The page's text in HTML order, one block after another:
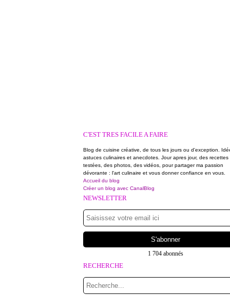
C'EST TRES FACILE A FAIRE
Blog de cuisine créative, de tous les jours ou d'exception.
astuces culinaires et anecdotes. Jour apres jour, des recettes
testées, des photos, des vidéos, pour partager ma passion
dévorante : l'art culinaire et vous donner confiance en vous.
Accueil du blog
Créer un blog avec CanalBlog
NEWSLETTER
1 704 abonnés
RECHERCHE